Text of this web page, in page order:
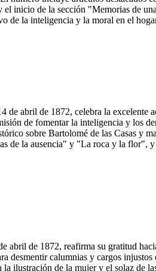
el inicio de la sección "Memorias de
de la inteligencia y la moral en el
de abril de 1872, celebra la excelente
de fomentar la inteligencia y los
sobre Bartolomé de las Casas y
de la ausencia" y "La roca y la flor",
abril de 1872, reafirma su gratitud
desmentir calumnias y cargos injustos
ilustración de la mujer y el solaz de